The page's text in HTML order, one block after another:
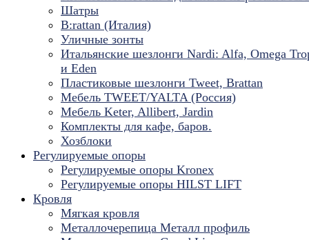
Шатры
B:rattan (Италия)
Уличные зонты
Итальянские шезлонги Nardi: Alfa, Omega
и Eden
Пластиковые шезлонги Tweet, Brattan
Мебель TWEET/YALTA (Россия)
Мебель Keter, Allibert, Jardin
Комплекты для кафе, баров.
Хозблоки
Регулируемые опоры
Регулируемые опоры Kronex
Регулируемые опоры HILST LIFT
Кровля
Мягкая кровля
Металлочерепица Металл профиль